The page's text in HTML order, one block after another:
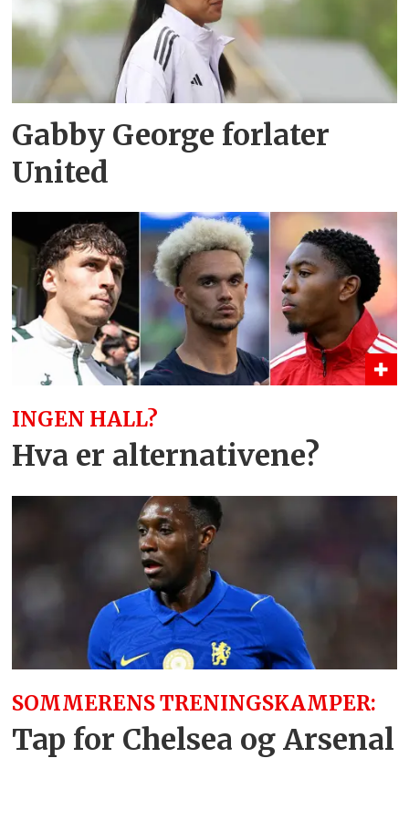
Gabby George forlater
United
INGEN HALL?
Hva er alternativene?
SOMMERENS TRENINGSKAMPER:
Tap for Chelsea og Arsenal